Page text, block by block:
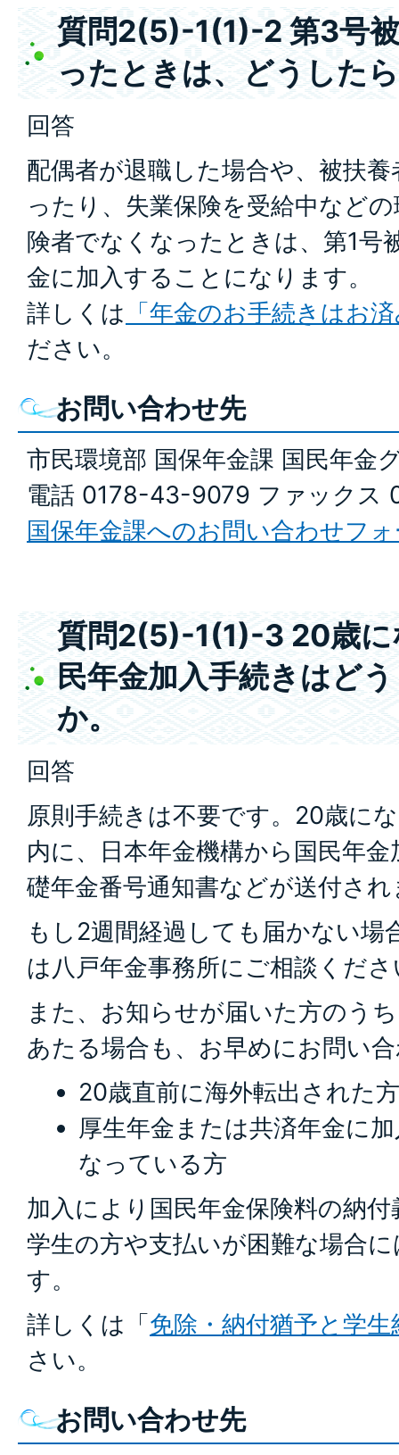
質問2(5)-1(1)-2 第3号
ったときは、どうした
回答
配偶者が退職した場合や、被扶
ったり、失業保険を受給中など
険者でなくなったときは、第1号
金に加入することになります。
詳しくは 「年金のお手続きはお
ださい。
お問い合わせ先
市民環境部 国保年金課 国民年金
電話 0178-43-9079 ファックス
国保年金課へのお問い合わせフ
質問2(5)-1(1)-3 20歳に
民年金加入手続きはど
か。
回答
原則手続きは不要です。20歳に
内に、日本年金機構から国民年
礎年金番号通知書などが送付さ
もし2週間経過しても届かない場
は八戸年金事務所にご相談くだ
また、お知らせが届いた方のう
あたる場合も、お早めにお問い
20歳直前に海外転出された
厚生年金または共済年金に
なっている方
加入により国民年金保険料の納
学生の方や支払いが困難な場合
す。
詳しくは「免除・納付猶予と学生
さい。
お問い合わせ先